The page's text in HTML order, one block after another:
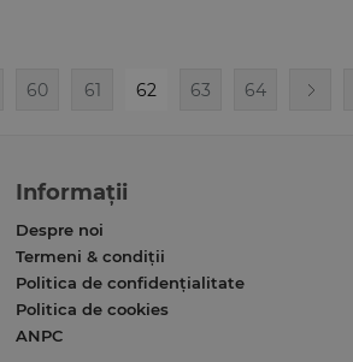
60 61 62 63 64
Informații
Despre noi
Termeni & condiții
Politica de confidențialitate
Politica de cookies
ANPC